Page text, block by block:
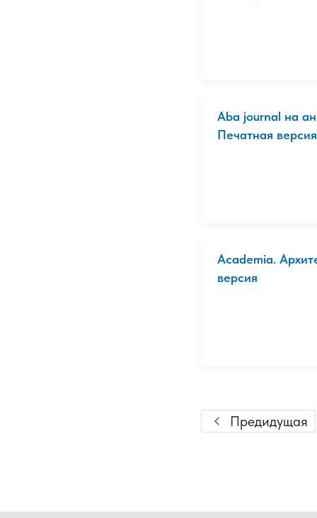
Aba journal на
Печатная версия
Academia.
версия
Предидущая